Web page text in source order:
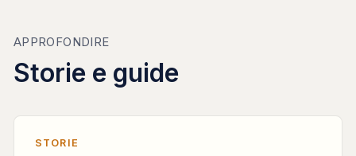
APPROFONDIRE
Storie e guide
STORIE